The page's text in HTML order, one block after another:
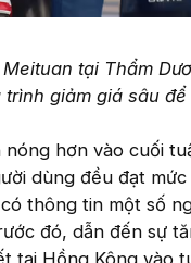
tại Thẩm
giảm giá sâu
hơn vào cuối
dùng đều đạt
thông tin một số
đó, dẫn đến sự